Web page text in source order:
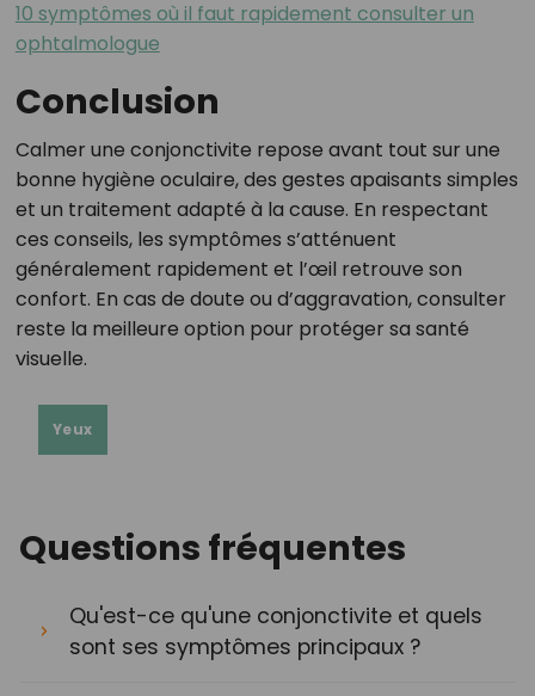
10 symptômes où il faut rapidement consulter un
ophtalmologue
Conclusion
Calmer une conjonctivite repose avant tout sur une
bonne hygiène oculaire, des gestes apaisants simples
et un traitement adapté à la cause. En respectant
ces conseils, les symptômes s’atténuent
généralement rapidement et l’œil retrouve son
confort. En cas de doute ou d’aggravation, consulter
reste la meilleure option pour protéger sa santé
visuelle.
Yeux
Questions fréquentes
Qu'est-ce qu'une conjonctivite et quels
sont ses symptômes principaux ?